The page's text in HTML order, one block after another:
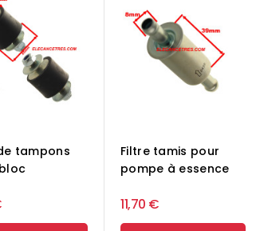
tampons
Filtre tamis pour
pompe à essence
11,70 €